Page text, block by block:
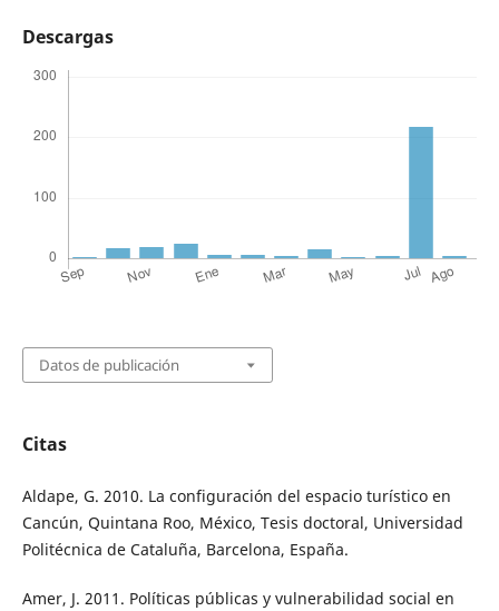
Descargas
Datos de publicación
Citas
Aldape, G. 2010. La configuración del espacio turístico en
Cancún, Quintana Roo, México, Tesis doctoral, Universidad
Politécnica de Cataluña, Barcelona, España.
Amer, J. 2011. Políticas públicas y vulnerabilidad social en